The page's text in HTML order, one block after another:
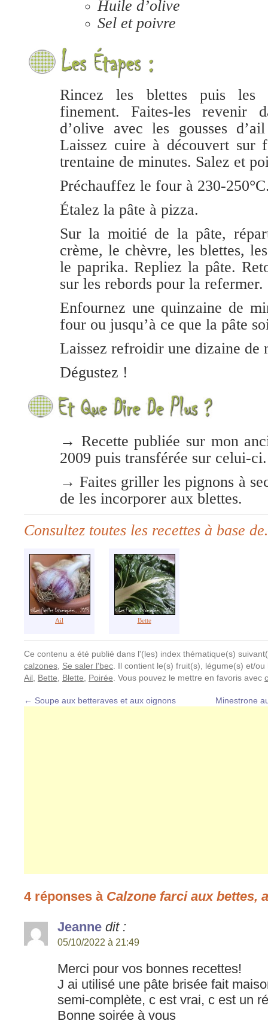
Huile d’olive
Sel et poivre
Rincez les blettes puis les
finement. Faites-les revenir
d’olive avec les gousses
Laissez cuire à découvert sur
trentaine de minutes. Salez et
Préchauffez le four à 230-
Étalez la pâte à pizza.
Sur la moitié de la pâte,
crème, le chèvre, les blettes,
le paprika. Repliez la pâte.
sur les rebords pour la refermer.
Enfournez une quinzaine de
four ou jusqu’à ce que la pâte
Laissez refroidir une dizaine de
Dégustez !
→ Recette publiée sur mon
2009 puis transférée sur celui-ci.
→ Faites griller les pignons à
de les incorporer aux blettes.
Consultez toutes les recettes à base
Ail Bette
Ce contenu a été publié dans l'(les) index thématique(s)
calzones Se saler l'bec . Il contient le(s) fruit(s), légume(s) et/
Ail Bette Blette Poirée . Vous pouvez le mettre en favoris avec
← Soupe aux betteraves et aux oignons Minestrone
4 réponses à Calzone farci aux bettes,
Jeanne dit :
05/10/2022 à 21:49
Merci pour vos bonnes recettes!
J ai utilisé une pâte brisée fait
semi-complète, c est vrai, c est un
Bonne soirée à vous